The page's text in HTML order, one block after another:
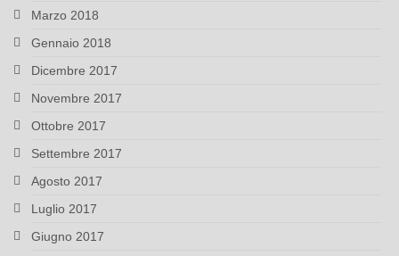
Marzo 2018
Gennaio 2018
Dicembre 2017
Novembre 2017
Ottobre 2017
Settembre 2017
Agosto 2017
Luglio 2017
Giugno 2017